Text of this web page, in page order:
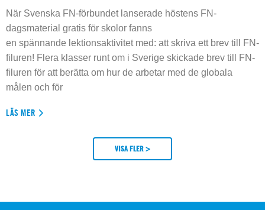
När Svenska FN-förbundet lanserade höstens FN-
dagsmaterial gratis för skolor fanns
en spännande lektionsaktivitet med: att skriva ett brev till FN-
filuren! Flera klasser runt om i Sverige skickade brev till FN-
filuren för att berätta om hur de arbetar med de globala
målen och för
LÄS MER
VISA FLER >